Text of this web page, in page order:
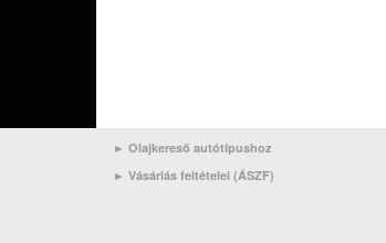
► Olajkereső autótípushoz
► Vásárlás feltételei (ÁSZF)